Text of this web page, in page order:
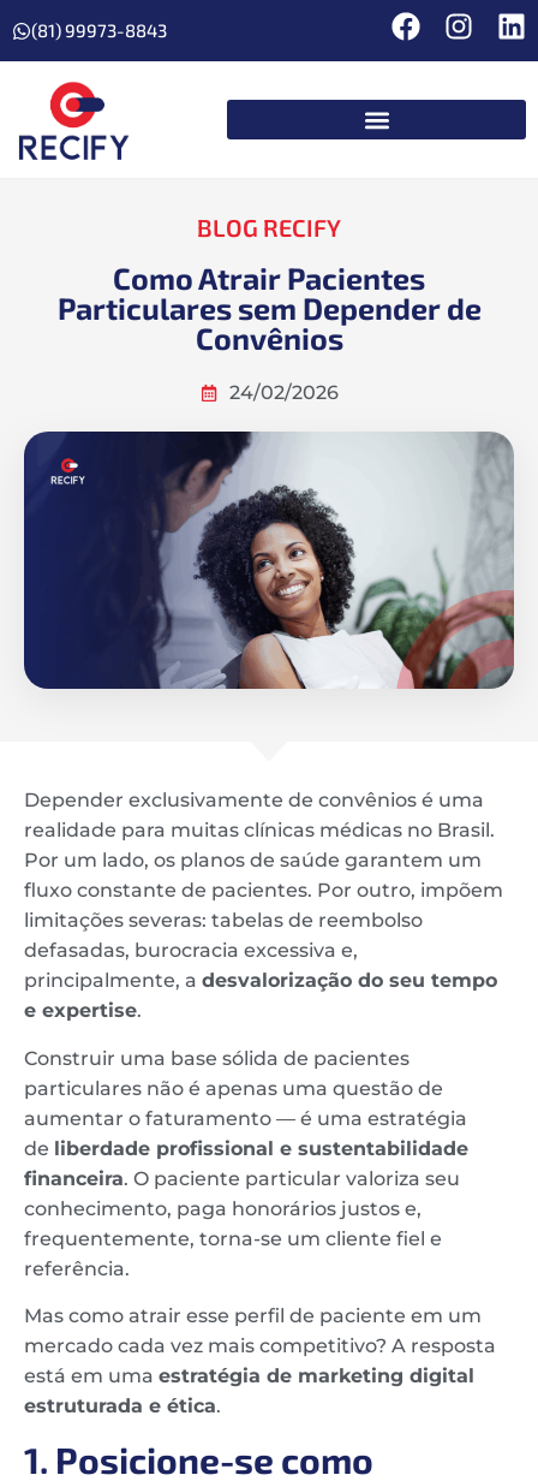
(81) 99973-8843
BLOG RECIFY
Como Atrair Pacientes
Particulares sem Depender de
Convênios
24/02/2026
Depender exclusivamente de convênios é uma
realidade para muitas clínicas médicas no Brasil.
Por um lado, os planos de saúde garantem um
fluxo constante de pacientes. Por outro, impõem
limitações severas: tabelas de reembolso
defasadas, burocracia excessiva e,
principalmente, a desvalorização do seu tempo
e expertise.
Construir uma base sólida de pacientes
particulares não é apenas uma questão de
aumentar o faturamento — é uma estratégia
de liberdade profissional e sustentabilidade
financeira. O paciente particular valoriza seu
conhecimento, paga honorários justos e,
frequentemente, torna-se um cliente fiel e
referência.
Mas como atrair esse perfil de paciente em um
mercado cada vez mais competitivo? A resposta
está em uma estratégia de marketing digital
estruturada e ética.
1. Posicione-se como